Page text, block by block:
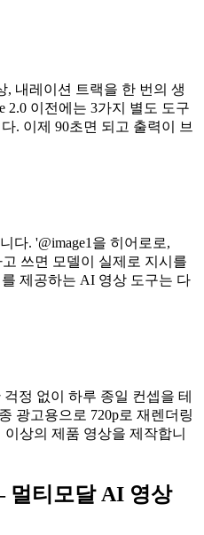
, 내레이션 트랙을 한 번의 생
2.0 이전에는 3가지 별도 도구
. 이제 90초면 되고 출력이 브
다. '@image1을 히어로로,
쓰면 모델이 실제로 지시를
제공하는 AI 영상 도구는 다
정 없이 하루 종일 컨셉을 테
광고용으로 720p로 재렌더링
상의 제품 영상을 제작합니
멀티모달 AI 영상